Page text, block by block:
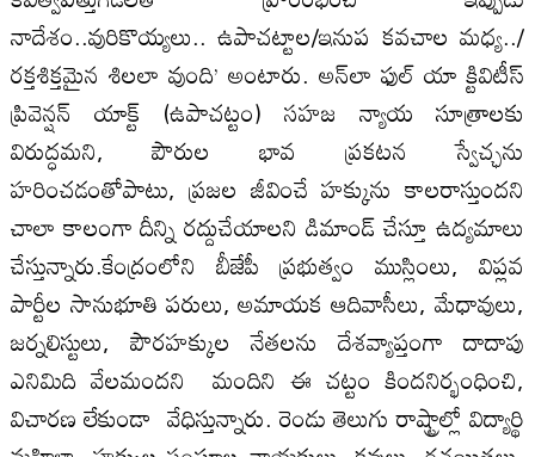
నాదేశం..వురికొయ్యలు.. ఉపాచట్టాల/ఇనుప కవచాల మధ్య../
రక్తశిక్తమైన శిలలా వుంది’ అంటారు. అన్‌లా ఫుల్‌ యా క్టివిటీస్‌
ప్రివెన్షన్‌ యాక్ట్‌ (ఉపాచట్టం) సహజ న్యాయ సూత్రాలకు
విరుద్ధమని, పౌరుల భావ ప్రకటన స్వేచ్ఛను
హరించడంతోపాటు, ప్రజల జీవించే హక్కును కాలరాస్తుందని
చాలా కాలంగా దీన్ని రద్దుచేయాలని డిమాండ్‌ చేస్తూ ఉద్యమాలు
చేస్తున్నారు.కేంద్రంలోని బీజేపీ ప్రభుత్వం ముస్లింలు, విప్లవ
పార్టీల సానుభూతి పరులు, అమాయక ఆదివాసీలు, మేధావులు,
జర్నలిస్టులు, పౌరహక్కుల నేతలను దేశవ్యాప్తంగా దాదాపు
ఎనిమిది వేలమందని మందిని ఈ చట్టం కిందనిర్భంధించి,
విచారణ లేకుండా వేధిస్తున్నారు. రెండు తెలుగు రాష్ట్రాల్లో విద్యార్థి